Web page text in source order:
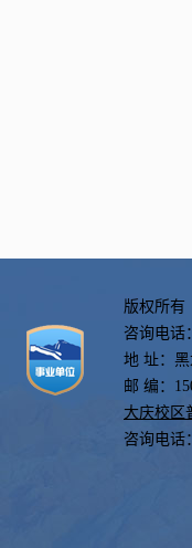
版权所有
咨询电话
地 址：
邮 编：
大庆校区
咨询电话